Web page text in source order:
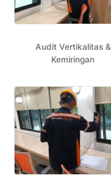
Audit Vertikalitas &
Kemiringan